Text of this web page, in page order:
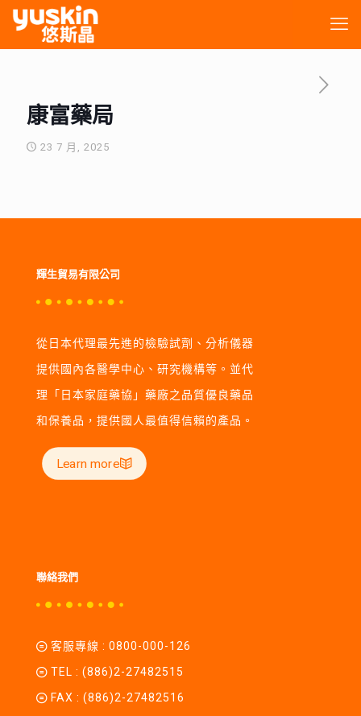
康富藥局
23 7 月, 2025
輝生貿易有限公司
從日本代理最先進的檢驗試劑、分析儀器
提供國內各醫學中心、研究機構等。並代
理「日本家庭藥協」藥廠之品質優良藥品
和保養品，提供國人最值得信賴的產品。
Learn more
聯絡我們
客服專線 : 0800-000-126
TEL : (886)2-27482515
FAX : (886)2-27482516